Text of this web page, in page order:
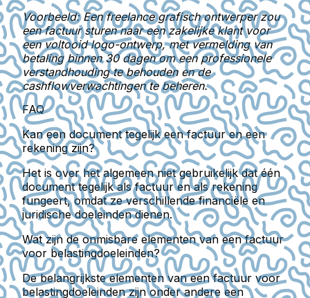
Voorbeeld: Een freelance grafisch ontwerper zou
een factuur sturen naar een zakelijke klant voor
een voltooid logo-ontwerp, met vermelding van
betaling binnen 30 dagen om een professionele
verstandhouding te behouden en de
cashflowverwachtingen te beheren.
FAQ
Kan een document tegelijk een factuur en een
rekening zijn?
Het is over het algemeen niet gebruikelijk dat één
document tegelijk als factuur en als rekening
fungeert, omdat ze verschillende financiële en
juridische doeleinden dienen.
Wat zijn de onmisbare elementen van een factuur
voor belastingdoeleinden?
De belangrijkste elementen van een factuur voor
belastingdoeleinden zijn onder andere een